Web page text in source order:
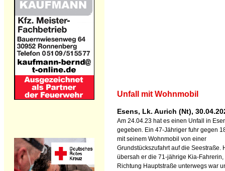
Unfall mit Wohnmobil
Esens, Lk. Aurich (Nt),
Am 24.04.23 hat es einen Unfall in
gegeben. Ein 47-Jähriger fuhr gegen
mit seinem Wohnmobil von einer
Grundstückszufahrt auf die Seestraße.
übersah er die 71-jährige Kia-Fahrerin,
Richtung Hauptstraße unterwegs war